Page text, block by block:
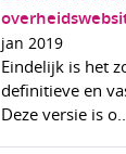
jan 2019
Eindelijk is het
definitieve en
Deze versie is